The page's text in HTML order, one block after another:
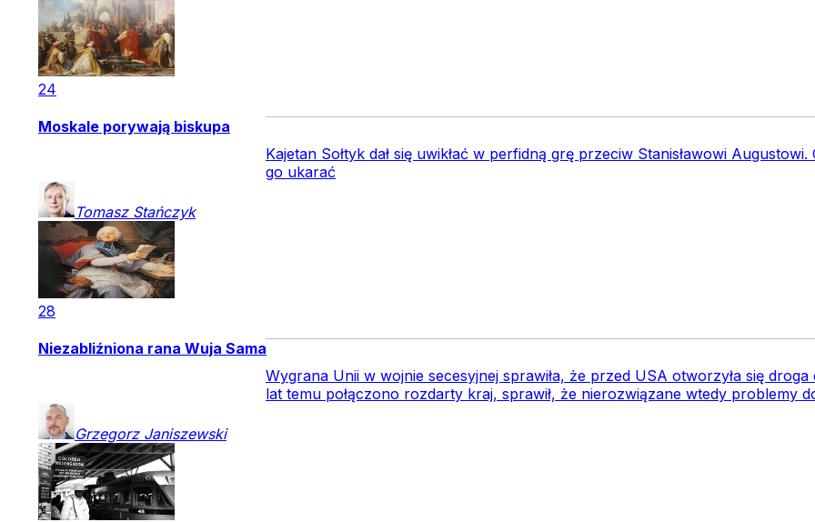
24
Moskale porywają biskupa
Kajetan Sołtyk dał się uwikłać w perfidną grę przeciw Stanisławowi
go ukarać
Tomasz Stańczyk
28
Niezabliźniona rana Wuja Sama
Wygrana Unii w wojnie secesyjnej sprawiła, że przed USA otworzyła się
lat temu połączono rozdarty kraj, sprawił, że nierozwiązane wtedy problemy
Grzegorz Janiszewski